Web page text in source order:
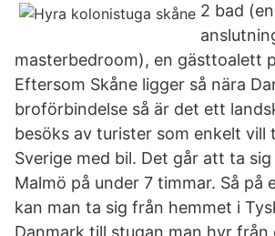
2 bad
masterbedroom), en gästtoalett
Eftersom Skåne ligger så nära
broförbindelse så är det ett
besöks av turister som enkelt vill
Sverige med bil. Det går att ta
Malmö på under 7 timmar. Så på
kan man ta sig från hemmet i
Danmark till stugan man hyr från